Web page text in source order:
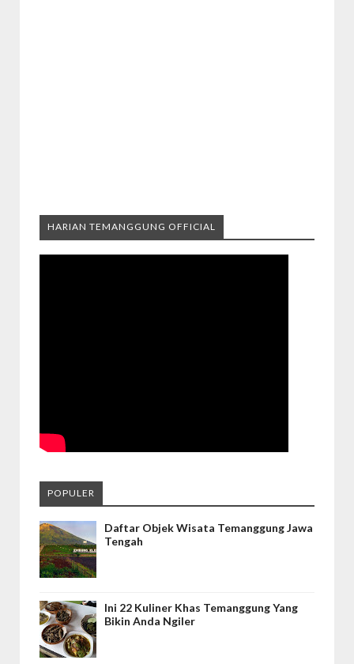
HARIAN TEMANGGUNG OFFICIAL
POPULER
Daftar Objek Wisata Temanggung Jawa
Tengah
Ini 22 Kuliner Khas Temanggung Yang
Bikin Anda Ngiler